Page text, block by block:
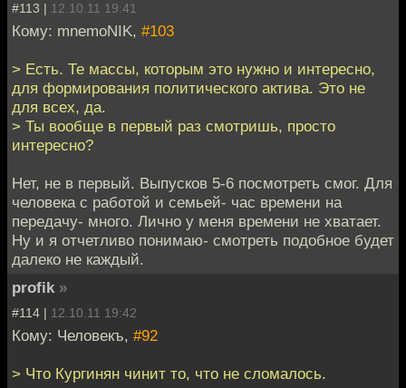
#113 | 12.10.11 19:41
Кому: mnemoNIK, #103
> Есть. Те массы, которым это нужно и интересно,
для формирования политического актива. Это не
для всех, да.
> Ты вообще в первый раз смотришь, просто
интересно?
Нет, не в первый. Выпусков 5-6 посмотреть смог. Для
человека с работой и семьей- час времени на
передачу- много. Лично у меня времени не хватает.
Ну и я отчетливо понимаю- смотреть подобное будет
далеко не каждый.
profik »
#114 | 12.10.11 19:42
Кому: Человекъ, #92
> Что Кургинян чинит то, что не сломалось.